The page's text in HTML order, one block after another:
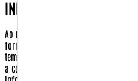
Ao realizar uma compra em nosso
fornecimento de algumas
temporariamente em nosso servidor
a compra e o envio de seus produtos.
informações financeiras serão